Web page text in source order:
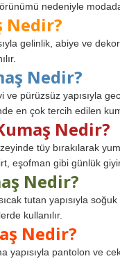
nedeniyle
Nedir?
gelinlik, abiye ve
Nedir?
ve pürüzsüz yapısıyla
en çok tercih edilen
Nedir?
tüy bırakılarak
eşofman gibi günlük
Nedir?
tutan yapısıyla
kullanılır.
Nedir?
yapısıyla pantolon ve